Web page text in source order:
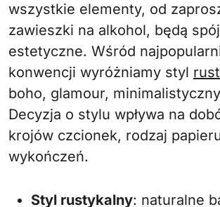
wszystkie elementy, od
zawieszki na alkohol, będą
estetyczne. Wśród
konwencji wyróżniamy styl
boho, glamour,
Decyzja o stylu wpływa na
krojów czcionek, rodzaj
wykończeń.
Styl rustykalny: naturalne